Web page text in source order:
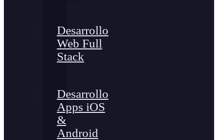
Desarrollo
Web Full
Stack
Desarrollo
Apps iOS
&
Android